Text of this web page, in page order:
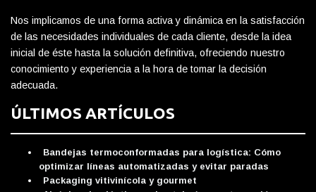
Nos implicamos de una forma activa y dinámica en la satisfacción
de las necesidades individuales de cada cliente, desde la idea
inicial de éste hasta la solución definitiva, ofreciendo nuestro
conocimiento y experiencia a la hora de tomar la decisión
adecuada.
ÚLTIMOS ARTÍCULOS
Bandejas termoconformadas para logística: Cómo
optimizar líneas automatizadas y evitar paradas
Packaging vitivinícola y gourmet